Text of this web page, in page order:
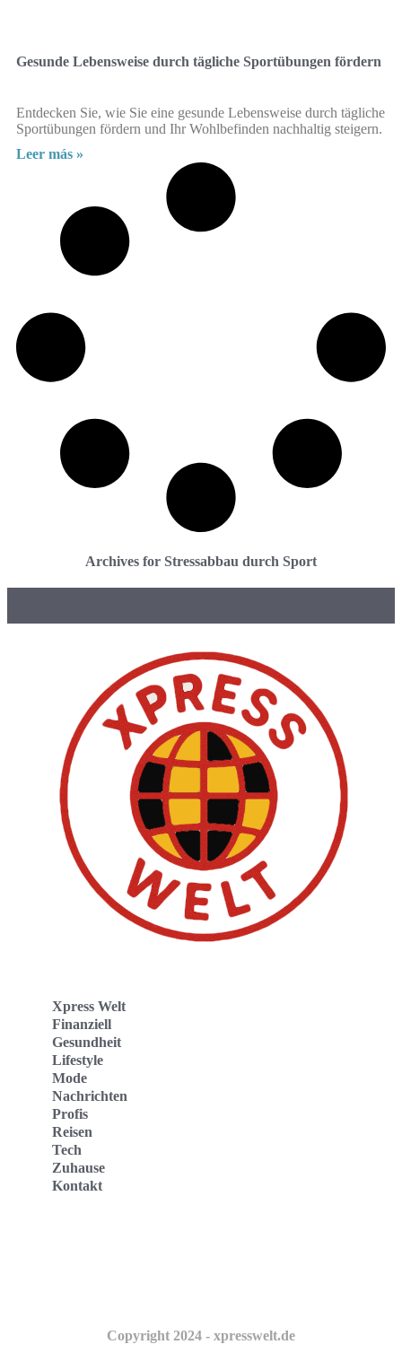
Gesunde Lebensweise durch tägliche Sportübungen fördern
Entdecken Sie, wie Sie eine gesunde Lebensweise durch tägliche
Sportübungen fördern und Ihr Wohlbefinden nachhaltig steigern.
Leer más »
Archives for Stressabbau durch Sport
Xpress Welt
Finanziell
Gesundheit
Lifestyle
Mode
Nachrichten
Profis
Reisen
Tech
Zuhause
Kontakt
Copyright 2024 - xpresswelt.de